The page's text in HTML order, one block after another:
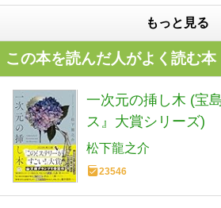
もっと見る
この本を読んだ人がよく読む本
一次元の挿し木 (宝
ス』大賞シリーズ)
松下龍之介
23546